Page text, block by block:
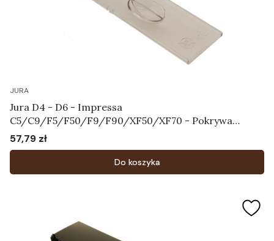
JURA
Jura D4 - D6 - Impressa
C5/C9/F5/F50/F9/F90/XF50/XF70 - Pokrywa
chroniąca aromat Art.64115
Cena
57,79 zł
Do koszyka